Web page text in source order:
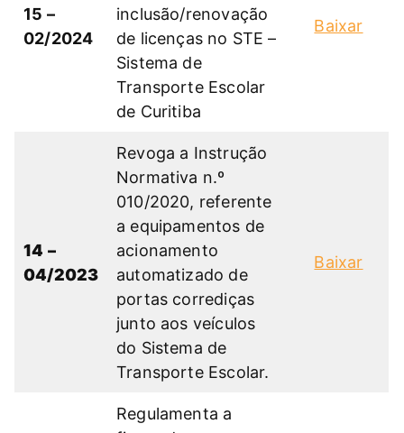
15 –
02/2024
inclusão/renovação
de licenças no STE –
Sistema de
Transporte Escolar
de Curitiba
Baixar
14 –
04/2023
Revoga a Instrução
Normativa n.º
010/2020, referente
a equipamentos de
acionamento
automatizado de
portas corrediças
junto aos veículos
do Sistema de
Transporte Escolar.
Baixar
Regulamenta a